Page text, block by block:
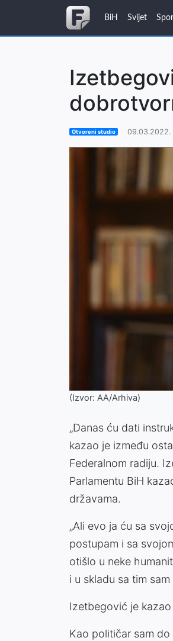
BiH Svijet
Otvoreni studio 09.03.2022.
(Izvor: AA/Arhiva)
„Danas ću dati
kazao je između
Federalnom radiju.
Parlamentu BiH
državama.
„Ali evo ja ću sa
postupam i sa
otišlo u neke
i u skladu sa tim
Izetbegović je
Kao političar sam